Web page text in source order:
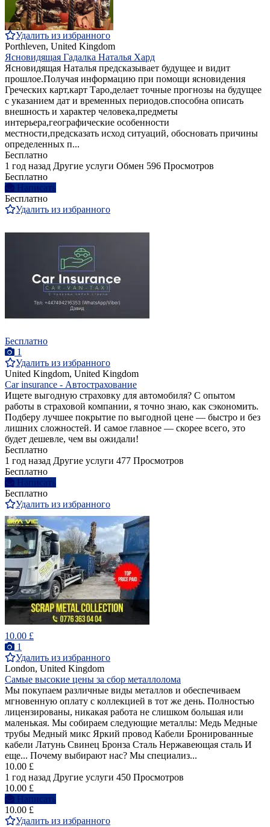
Удалить из избранного
Porthleven, United Kingdom
Ясновидящая Гадалка Наталья Хард
Ясновидящая Наталья предсказывает будущее и видит
прошлое.Получая информацию при помощи ясновидения
Греческих карт,карт Таро,делает точные прогнозы на будущее
с указанием дат и временных периодов.способна описать
внешность и характер человека,предметы
интерьера,географические особенности
местности,предсказать исход ситуаций, обосновать причины
определенных п...
Бесплатно
1 год назад Другие услуги Обмен 596 Просмотров
Бесплатно
Написать
Бесплатно
Удалить из избранного
Бесплатно
1
Удалить из избранного
United Kingdom, United Kingdom
Car insurance - Автострахование
Ищете выгодную страховку для автомобиля? С опытом
работы в страховой компании, я точно знаю, как сэкономить.
Подберу лучшее покрытие по выгодной цене — быстро и без
лишних сложностей. И самое главное — скорее всего, это
будет дешевле, чем вы ожидали!
Бесплатно
1 год назад Другие услуги 477 Просмотров
Бесплатно
Написать
Бесплатно
Удалить из избранного
10.00 £
1
Удалить из избранного
London, United Kingdom
Самые высокие цены за сбор металлолома
Мы покупаем различные виды металлов и обеспечиваем
мгновенную оплату с коллекцией в тот же день. Полностью
лицензированы, никакая работа не слишком большая или
маленькая. Мы собираем следующие металлы: Медь Медные
трубы Медный микс Яркий провод Кабели Бронированные
кабели Латунь Свинец Бронза Сталь Нержавеющая сталь И
еще... Почему выбирают нас? Мы специализ...
10.00 £
1 год назад Другие услуги 450 Просмотров
10.00 £
Написать
10.00 £
Удалить из избранного